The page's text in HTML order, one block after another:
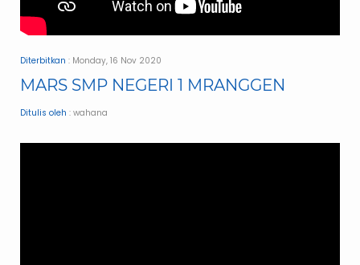
Diterbitkan : Monday, 16 Nov 2020
MARS SMP NEGERI 1 MRANGGEN
Ditulis oleh : wahana